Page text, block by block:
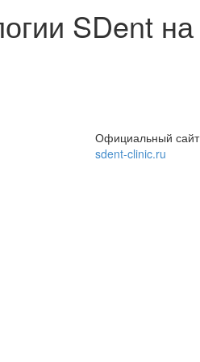
SDent на
Официальный сайт
sdent-clinic.ru